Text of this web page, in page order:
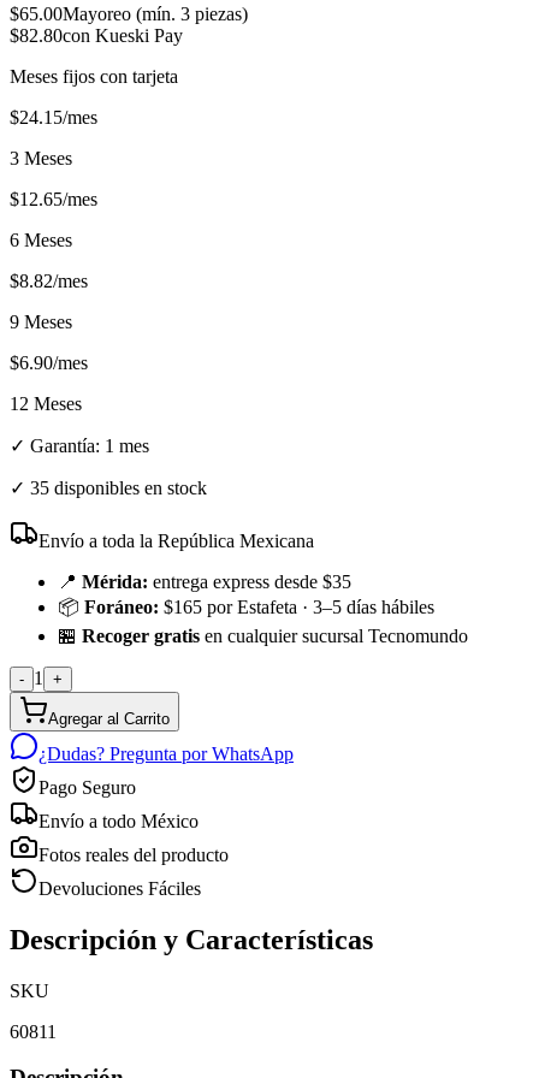
$65.00Mayoreo (mín. 3 piezas)
$82.80con Kueski Pay
Meses fijos con tarjeta
$24.15/mes
3 Meses
$12.65/mes
6 Meses
$8.82/mes
9 Meses
$6.90/mes
12 Meses
✓ Garantía: 1 mes
✓ 35 disponibles en stock
Envío a toda la República Mexicana
📍 Mérida: entrega express desde $35
📦 Foráneo: $165 por Estafeta · 3–5 días hábiles
🏪 Recoger gratis en cualquier sucursal Tecnomundo
- 1 +
Agregar al Carrito
¿Dudas? Pregunta por WhatsApp
Pago Seguro
Envío a todo México
Fotos reales del producto
Devoluciones Fáciles
Descripción y Características
SKU
60811